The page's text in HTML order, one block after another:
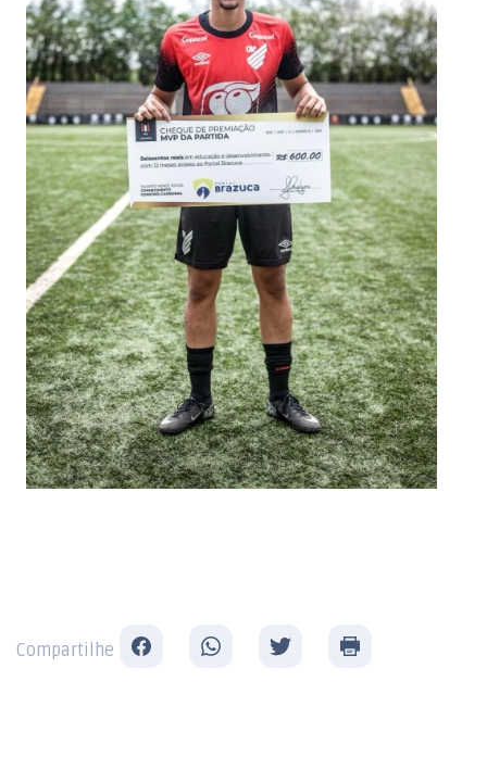
Compartilhe